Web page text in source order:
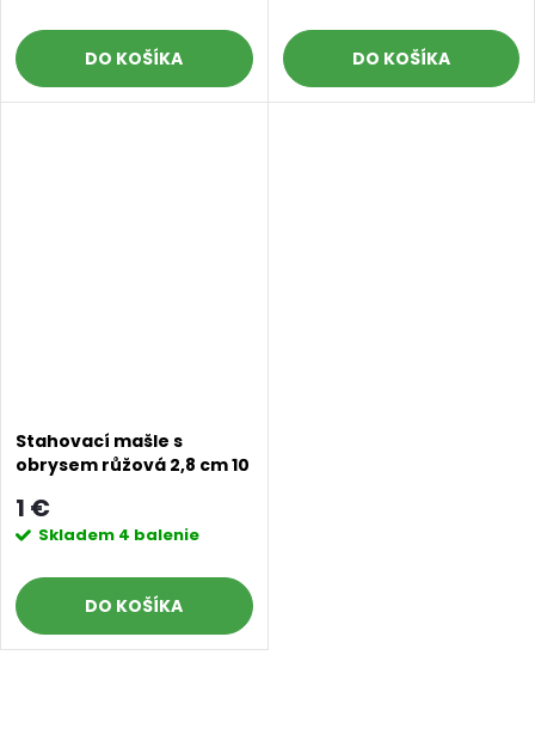
DO KOŠÍKA DO KOŠÍKA
Stahovací mašle s
obrysem růžová 2,8 cm 10
1 €
Skladem 4 balenie
DO KOŠÍKA